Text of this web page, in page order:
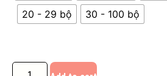
20 - 29 bộ
30 - 100 bộ